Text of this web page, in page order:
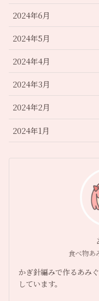
2024年6月
2024年5月
2024年4月
2024年3月
2024年2月
2024年1月
食べ物あ
かぎ針編みで作るあみ
しています。